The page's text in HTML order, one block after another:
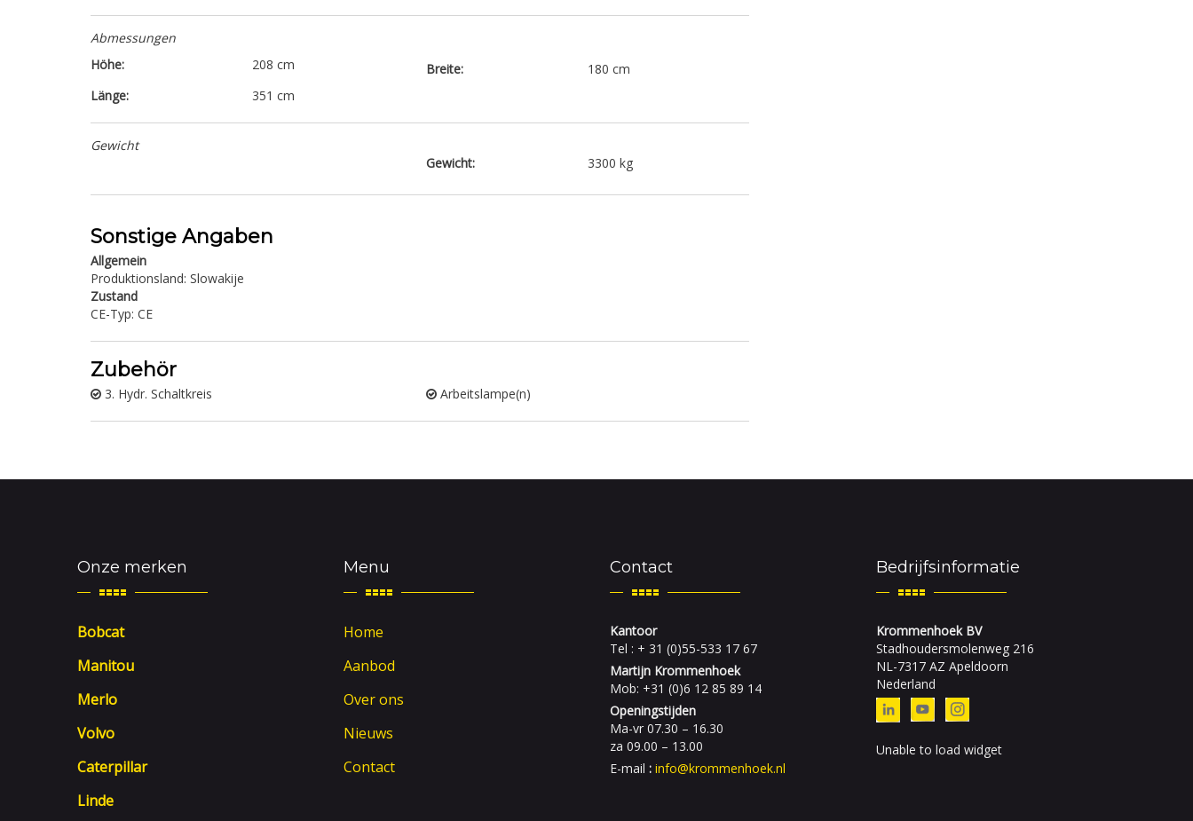
Abmessungen
Höhe:
208 cm
Länge:
351 cm
Breite: 180 cm
Gewicht
Gewicht:
3300 kg
Sonstige Angaben
Allgemein
Produktionsland: Slowakije
Zustand
CE-Typ: CE
Zubehör
3. Hydr. Schaltkreis Arbeitslampe(n)
Onze merken
Bobcat
Manitou
Merlo
Volvo
Caterpillar
Linde
Menu
Home
Aanbod
Over ons
Nieuws
Contact
Contact
Kantoor
Tel : + 31 (0)55-533 17 67
Martijn Krommenhoek
Mob: +31 (0)6 12 85 89 14
Openingstijden
Ma-vr 07.30 – 16.30
za 09.00 – 13.00
E-mail : info@krommenhoek.nl
Bedrijfsinformatie
Krommenhoek BV
Stadhoudersmolenweg 216
NL-7317 AZ Apeldoorn
Nederland
Unable to load widget